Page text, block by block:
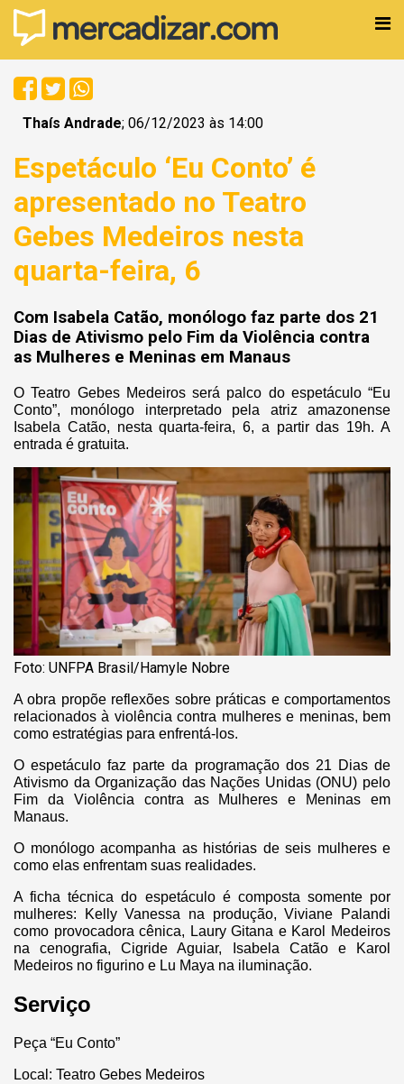
Thaís Andrade; 06/12/2023 às 14:00
Espetáculo ‘Eu Conto’ é
apresentado no Teatro
Gebes Medeiros nesta
quarta-feira, 6
Com Isabela Catão, monólogo faz parte dos 21
Dias de Ativismo pelo Fim da Violência contra
as Mulheres e Meninas em Manaus
O Teatro Gebes Medeiros será palco do espetáculo “Eu
Conto”, monólogo interpretado pela atriz amazonense
Isabela Catão, nesta quarta-feira, 6, a partir das 19h. A
entrada é gratuita.
Foto: UNFPA Brasil/Hamyle Nobre
A obra propõe reflexões sobre práticas e comportamentos
relacionados à violência contra mulheres e meninas, bem
como estratégias para enfrentá-los.
O espetáculo faz parte da programação dos 21 Dias de
Ativismo da Organização das Nações Unidas (ONU) pelo
Fim da Violência contra as Mulheres e Meninas em
Manaus.
O monólogo acompanha as histórias de seis mulheres e
como elas enfrentam suas realidades.
A ficha técnica do espetáculo é composta somente por
mulheres: Kelly Vanessa na produção, Viviane Palandi
como provocadora cênica, Laury Gitana e Karol Medeiros
na cenografia, Cigride Aguiar, Isabela Catão e Karol
Medeiros no figurino e Lu Maya na iluminação.
Serviço
Peça “Eu Conto”
Local: Teatro Gebes Medeiros